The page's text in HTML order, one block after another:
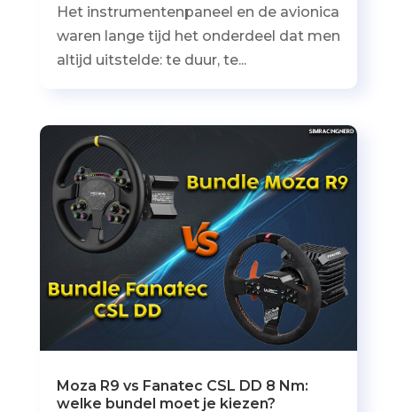
Het instrumentenpaneel en de avionica
waren lange tijd het onderdeel dat men
altijd uitstelde: te duur, te...
Moza R9 vs Fanatec CSL DD 8 Nm:
welke bundel moet je kiezen?